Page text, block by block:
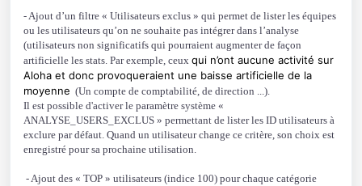
- Ajout d’un filtre « Utilisateurs exclus » qui permet de lister les équipes
ou les utilisateurs qu’on ne souhaite pas intégrer dans l’analyse
(utilisateurs non significatifs qui pourraient augmenter de façon
artificielle les stats. Par exemple, ceux qui n’ont aucune activité sur
Aloha et donc provoqueraient une baisse artificielle de la
moyenne (Un compte de comptabilité, de direction ...).
Il est possible d'activer le paramètre système «
ANALYSE_USERS_EXCLUS » permettant de lister les ID utilisateurs à
exclure par défaut. Quand un utilisateur change ce critère, son choix est
enregistré pour sa prochaine utilisation.
- Ajout des « TOP » utilisateurs (indice 100) pour chaque catégorie